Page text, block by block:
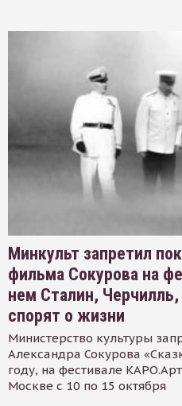
Минкульт запретил
фильма Сокурова на
нем Сталин,
спорят о жизни
Министерство культуры
Александра Сокурова
году, на фестивале
Москве с 10 по 15 октября